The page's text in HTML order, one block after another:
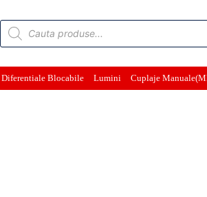
Products
search
Diferentiale Blocabile Lumini Cuplaje